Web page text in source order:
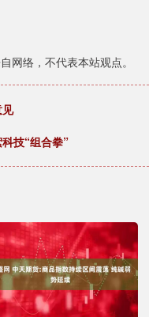
网络，不代表本站观点。
技“组合拳”